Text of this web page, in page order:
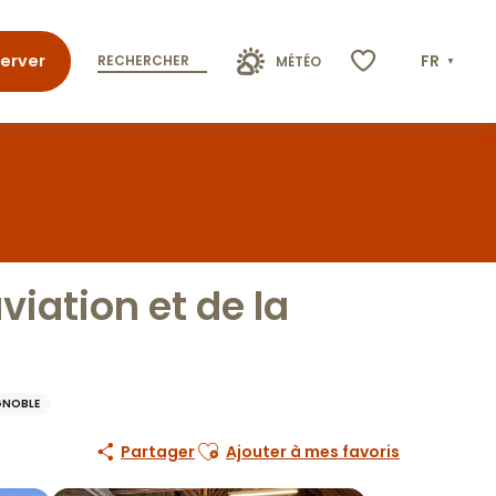
RECHERCHER MÉTÉO FR
et de la
PartagerAjouter aux favoris
Ajouter à mes favoris